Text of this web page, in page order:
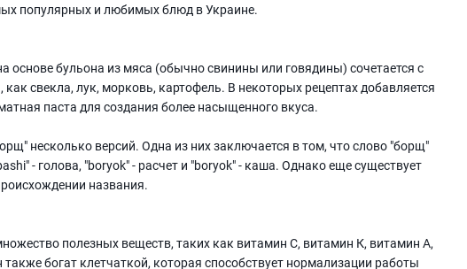
популярных и любимых блюд в Украине.
основе бульона из мяса (обычно свинины или говядины) сочетается с
свекла, лук, морковь, картофель. В некоторых рецептах добавляется
паста для создания более насыщенного вкуса.
несколько версий. Одна из них заключается в том, что слово "борщ"
- голова, "boryok" - расчет и "boryok" - каша. Однако еще существует
названия.
полезных веществ, таких как витамин С, витамин К, витамин А,
богат клетчаткой, которая способствует нормализации работы